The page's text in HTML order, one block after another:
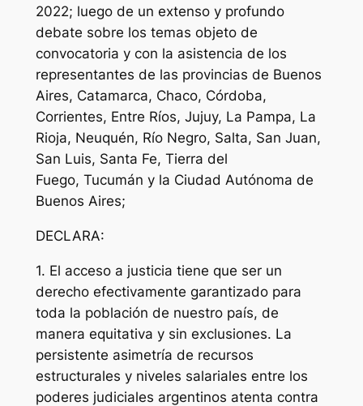
2022; luego de un extenso y profundo
debate sobre los temas objeto de
convocatoria y con la asistencia de los
representantes de las provincias de Buenos
Aires, Catamarca, Chaco, Córdoba,
Corrientes, Entre Ríos, Jujuy, La Pampa, La
Rioja, Neuquén, Río Negro, Salta, San Juan,
San Luis, Santa Fe, Tierra del
Fuego, Tucumán y la Ciudad Autónoma de
Buenos Aires;
DECLARA:
1. El acceso a justicia tiene que ser un
derecho efectivamente garantizado para
toda la población de nuestro país, de
manera equitativa y sin exclusiones. La
persistente asimetría de recursos
estructurales y niveles salariales entre los
poderes judiciales argentinos atenta contra